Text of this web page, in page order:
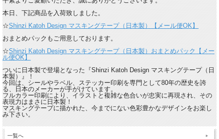
本日、下記商品を入荷致しました。
☆Shinzi Katoh Design マスキングテープ（日本製）【メール便OK】
おまとめパックもご用意しております。
☆Shinzi Katoh Design マスキングテープ（日本製）おまとめパック【メー
ル便OK】
ついに日本製で登場となった『Shinzi Katoh Design マスキングテープ（日
本製）』！
今回は、シールやラベル、ステッカー印刷を専門として80年の歴史を誇
る、日本のメーカーが手がけています。
フルカラー印刷により、イラストと複雑な色合いが忠実に再現され、その
表現力はまさに日本製！
マスキングテープに描かれた、今までにない色彩豊かなデザインをお楽し
み下さい。
一覧へ